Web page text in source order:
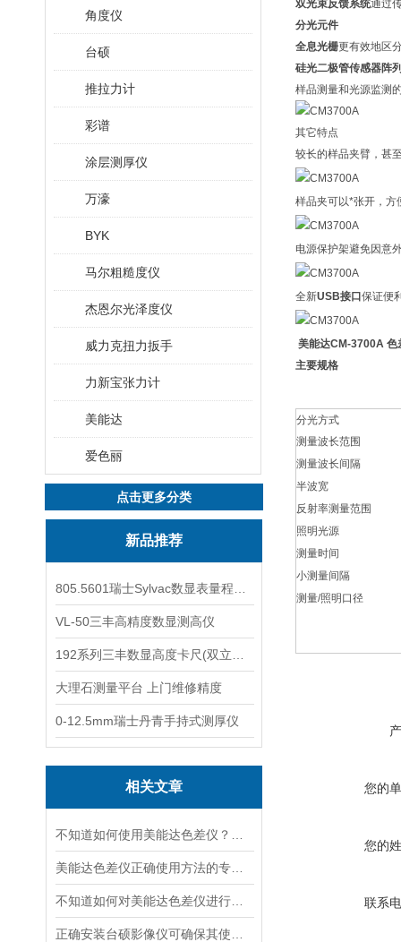
角度仪
台硕
推拉力计
彩谱
涂层测厚仪
万濠
BYK
马尔粗糙度仪
杰恩尔光泽度仪
威力克扭力扳手
力新宝张力计
美能达
爱色丽
点击更多分类
新品推荐
VL-50三丰高精度数显测高仪
大理石测量平台 上门维修精度
0-12.5mm瑞士丹青手持式测厚仪
相关文章
双光束反馈系统通过
分光元件
全息光栅更有效地区
硅光二极管传感器阵
样品测量和光源监测
其它特点
较长的样品夹臂，甚
样品夹可以*张开，方
电源保护架避免因意
全新USB接口 保证便
美能达CM-3700A 色
主要规格
分光方式
测量波长范围
测量波长间隔
半波宽
反射率测量范围
照明光源
测量时间
小测量间隔
测量/照明口径
您的
您的
联系